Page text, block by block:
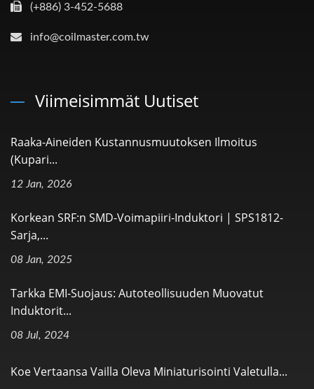
(+886) 3-452-5688
info@coilmaster.com.tw
Viimeisimmät Uutiset
Raaka-Aineiden Kustannusmuutoksen Ilmoitus
(kupari...
12 Jan, 2026
Korkean SRF:n SMD-Voimapiiri-Induktori | SPS1812-
Sarja,...
08 Jan, 2025
Tarkka EMI-Suojaus: Autoteollisuuden Muovatut
Induktorit...
08 Jul, 2024
Koe Vertaansa Vailla Oleva Miniaturisointi Valetulla...